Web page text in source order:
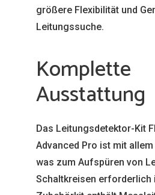
größere Flexibilität und
Leitungssuche.
Komplette
Ausstattung
Das Leitungsdetektor-Kit
Advanced Pro ist mit
was zum Aufspüren von
Schaltkreisen erforderlich